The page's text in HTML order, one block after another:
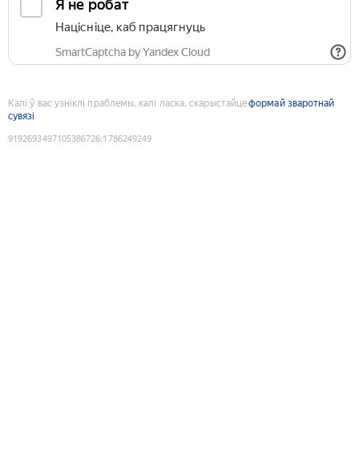
Я не робат
Націсніце, каб працягнуць
SmartCaptcha by Yandex Cloud
Калі ў вас узніклі праблемы, калі ласка, скарыстайцеформай зваротнай
сувязі
9192693497105386726:1786249249